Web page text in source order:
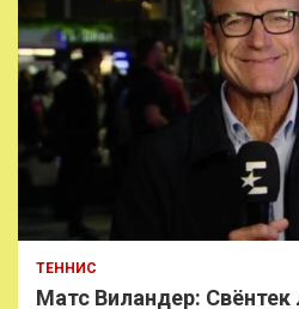
ТЕННИС
Матс Виландер: Свёнтек